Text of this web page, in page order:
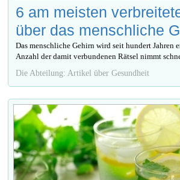
6 am meisten
über das menschliche
Das menschliche Gehirn wird seit hundert Jahren
Anzahl der damit verbundenen Rätsel nimmt
Die Abteilung: Artikel über Gesundheit